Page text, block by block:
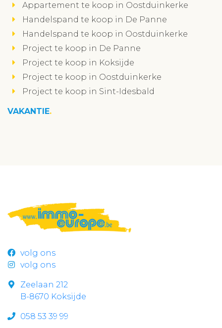
Appartement te koop in Oostduinkerke
Handelspand te koop in De Panne
Handelspand te koop in Oostduinkerke
Project te koop in De Panne
Project te koop in Koksijde
Project te koop in Oostduinkerke
Project te koop in Sint-Idesbald
VAKANTIE
volg ons
volg ons
Zeelaan 212
B-8670 Koksijde
058 53 39 99